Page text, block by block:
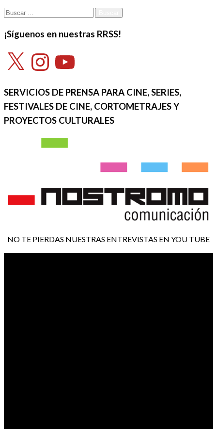
Buscar:
¡Síguenos en nuestras RRSS!
X InstagramYouTube
SERVICIOS DE PRENSA PARA CINE, SERIES,
FESTIVALES DE CINE, CORTOMETRAJES Y
PROYECTOS CULTURALES
NO TE PIERDAS NUESTRAS ENTREVISTAS EN YOU TUBE